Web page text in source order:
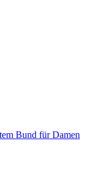
Bund für Damen